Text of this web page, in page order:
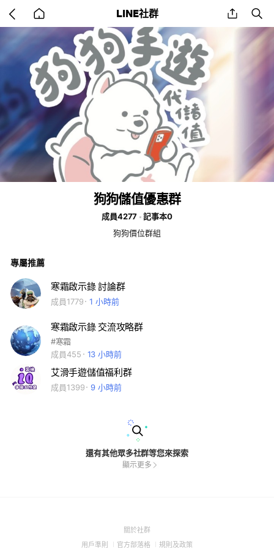
back
to
home
LINE社群 share
狗狗儲值優惠群
成員4277
記事本0
狗狗價位群組
專屬推薦
寒霜啟示錄 討論群
成員1779 1 小時前
寒霜啟示錄 交流攻略群
#寒霜
成員455
13 小時前
艾滑手遊儲值福利群
成員1399 9 小時前
還有其他眾多社群等您來探索
顯示更多
關於社群(Open
用戶準則 (Open
官方部落格 (Open
規則及政策(Open